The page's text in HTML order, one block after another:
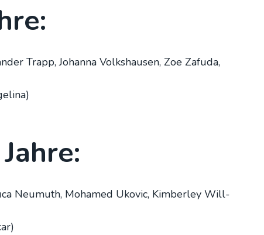
Trapp, Johan­na Volks­hau­sen, Zoe Zafu­da,
Neu­muth, Moha­med Uko­vic, Kim­ber­ley Will­